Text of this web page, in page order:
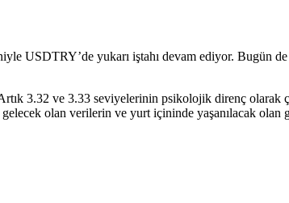
USDTRY’de yukarı iştahı devam ediyor. Bugün
3.32 ve 3.33 seviyelerinin psikolojik direnç olarak
olan verilerin ve yurt içininde yaşanılacak